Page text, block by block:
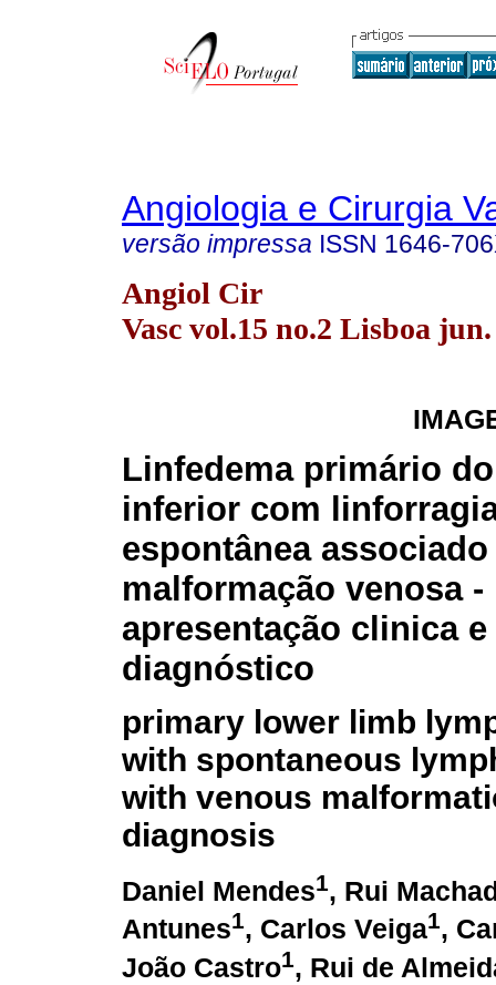
Angiologia e Cirurgia
versão impressa ISSN 1646-
Angiol Cir
Vasc vol.15 no.2 Lisboa jun.
Linfedema primário
inferior com
espontânea associado
malformação venosa -
apresentação clinica e
diagnóstico
primary lower limb
with spontaneous
with venous
diagnosis
Daniel Mendes1, Rui
Antunes1, Carlos Veiga1,
João Castro1, Rui de